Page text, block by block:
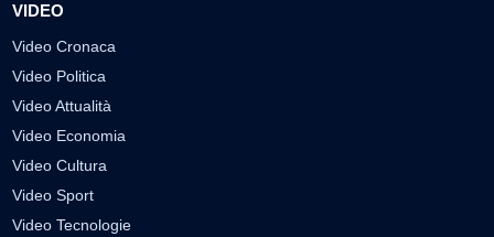
VIDEO
Video Cronaca
Video Politica
Video Attualità
Video Economia
Video Cultura
Video Sport
Video Tecnologie